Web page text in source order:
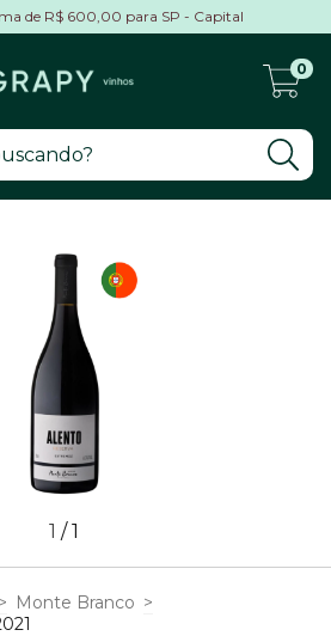
de R$ 600,00 para SP - Capital
0
1 /1
> Monte Branco >